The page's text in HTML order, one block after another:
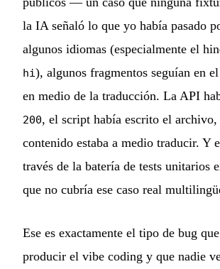
la IA señaló lo que yo había pasado
algunos idiomas (especialmente el
hi), algunos fragmentos seguían en
en medio de la traducción. La API
200, el script había escrito el archivo,
contenido estaba a medio traducir. Y
través de la batería de tests unitarios
que no cubría ese caso real
Ese es exactamente el tipo de bug
producir el vibe coding y que nadie